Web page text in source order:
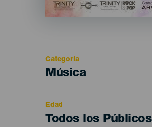
Categoría
Categoría
Música
Edad
Edad
Todos los Públicos